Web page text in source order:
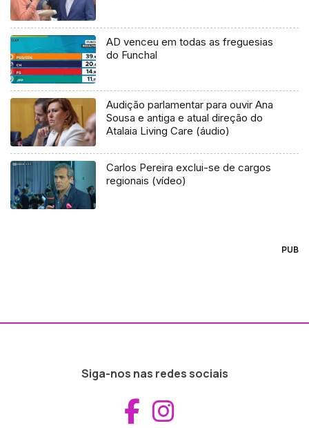
AD venceu em todas as freguesias
do Funchal
Audição parlamentar para ouvir Ana
Sousa e antiga e atual direção do
Atalaia Living Care (áudio)
Carlos Pereira exclui-se de cargos
regionais (vídeo)
PUB
Siga-nos nas redes sociais
Aceder ao